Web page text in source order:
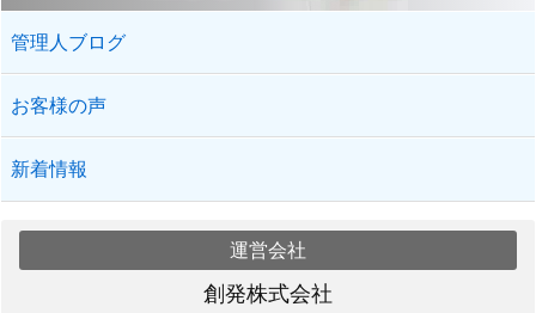
管理人ブログ
お客様の声
新着情報
運営会社
創発株式会社